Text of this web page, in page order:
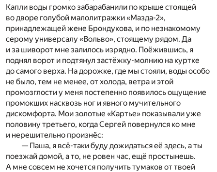
Капли воды громко забарабанили по крыше стоящей
во дворе голубой малолитражки «Мазда-2»,
принадлежащей жене Брондукова, и по незнакомому
серому универсалу «Вольво», стоящему рядом. Да
и за шиворот мне залилось изрядно. Поёжившись, я
поднял ворот и подтянул застёжку-молнию на куртке
до самого верха. На дорожке, где мы стояли, воды особо
не было, тем не менее, от холода, ветра и этой
промозглости у меня постепенно появилось ощущение
промокших насквозь ног и явного мучительного
дискомфорта. Мои золотые «Картье» показывали уже
половину третьего, когда Сергей повернулся ко мне
и нерешительно произнёс:
— Паша, я всё-таки буду дожидаться её здесь, а ты
поезжай домой, а то, не ровен час, ещё простынешь.
А мне совсем не хочется получить тумаков от твоей